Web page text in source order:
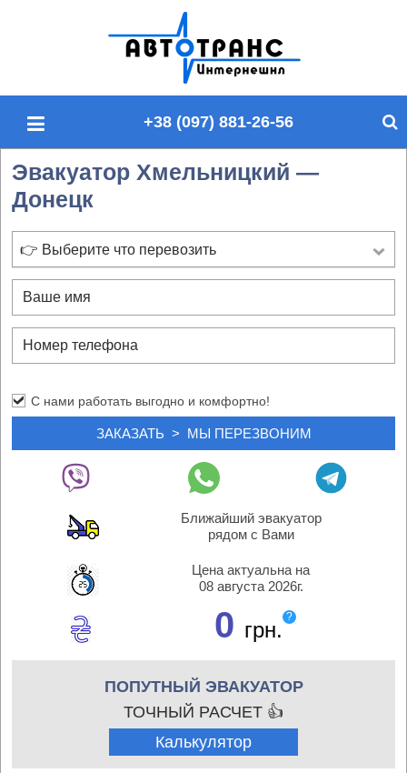
п
т
+38 (097) 881-26-56
Эвакуатор Хмельницкий —
Донецк
👉 Выберите что перевозить
С нами работать выгодно и комфортно!
Ближайший эвакуатор
рядом с Вами
Цена актуальна на
08 августа 2026г.
0 грн.
?
ПОПУТНЫЙ ЭВАКУАТОР
ТОЧНЫЙ РАСЧЕТ 👍
Калькулятор